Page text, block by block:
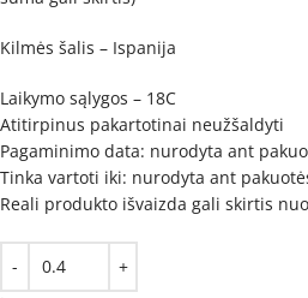
Kilmės šalis – Ispanija
Laikymo sąlygos – 18C
Atitirpinus pakartotinai neužšaldyti
Pagaminimo data: nurodyta ant
Tinka vartoti iki: nurodyta ant
Reali produkto išvaizda gali skirtis